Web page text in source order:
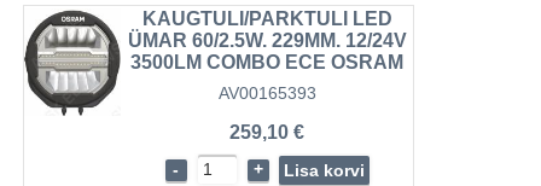
KAUGTULI/PARKTULI LED
ÜMAR 60/2.5W. 229MM. 12/24V
3500LM COMBO ECE OSRAM
AV00165393
259,10 €
- +
Lisa korvi